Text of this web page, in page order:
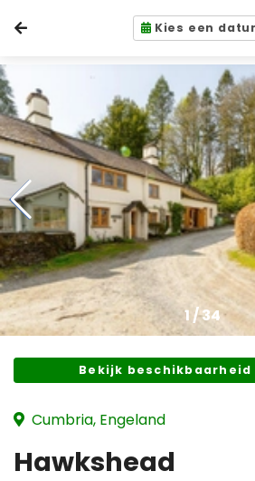
Kies een
1 /34
Bekijk beschikbaarheid
Cumbria, Engeland
Hawkshead